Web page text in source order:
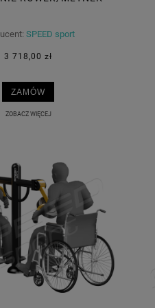
SPEED sport
3 718,00 zł
ZAMÓW
ZOBACZ WIĘCEJ